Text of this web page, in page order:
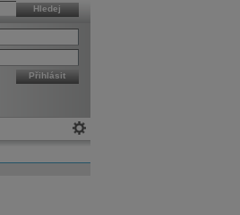
Hledej
Přihlásit